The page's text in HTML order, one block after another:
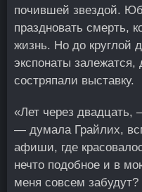
почившей звездой.
праздновать смерть,
жизнь. Но до круглой
экспонаты залежатся,
состряпали выставку.
«Лет через
— думала Грайлих,
афиши, где
нечто подобное и в
меня совсем